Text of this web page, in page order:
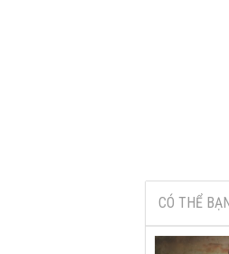
CÓ THỂ